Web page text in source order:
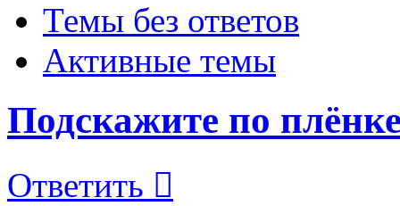
Темы без ответов
Активные темы
Подскажите по
Ответить